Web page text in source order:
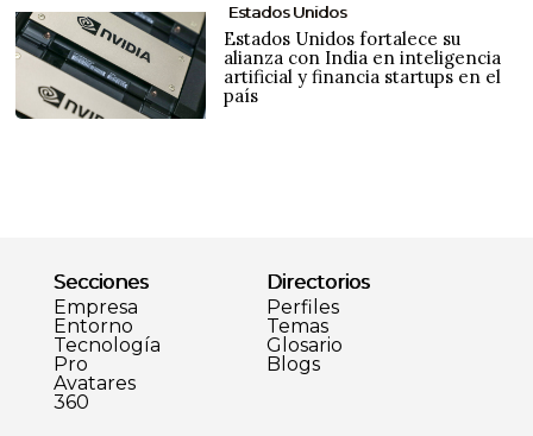
Estados Unidos
Estados Unidos fortalece su
alianza con India en inteligencia
artificial y financia startups en el
país
Secciones
Empresa
Entorno
Tecnología
Pro
Avatares
360
Directorios
Perfiles
Temas
Glosario
Blogs